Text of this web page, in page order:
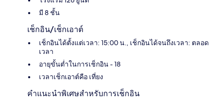
มี 8 ชั้น
เช็กอิน/เช็กเอาต์
เช็กอินได้ตั้งแต่เวลา: 15:00 น., เช็กอินได้จนถึงเวลา: ตลอด
เวลา
อายุขั้นต่ำในการเช็กอิน - 18
เวลาเช็กเอาต์คือ เที่ยง
คำแนะนำพิเศษสำหรับการเช็กอิน